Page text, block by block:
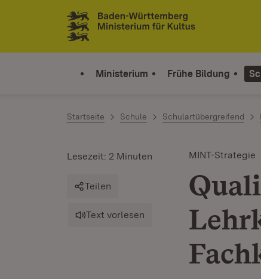
Zum Inhalt springen
Link zur Startseite
Ministerium Frühe Bildung
Startseite Schule Schulartübergreifend
MINT-Strategie
Lesezeit: 2 Minuten
Teilen
Text vorlesen